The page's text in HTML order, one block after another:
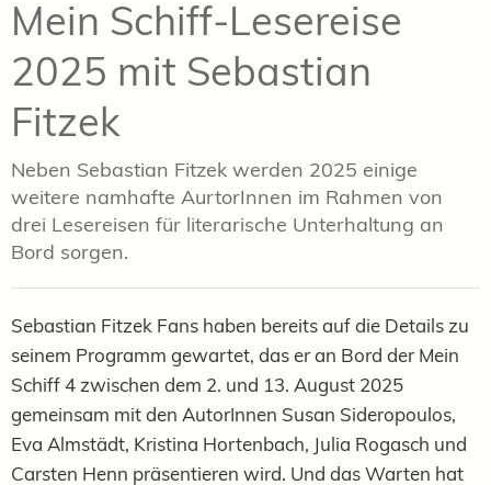
Mein Schiff-Lesereise
2025 mit Sebastian
Fitzek
Neben Sebastian Fitzek werden 2025 einige
weitere namhafte AurtorInnen im Rahmen von
drei Lesereisen für literarische Unterhaltung an
Bord sorgen.
Sebastian Fitzek Fans haben bereits auf die Details zu
seinem Programm gewartet, das er an Bord der Mein
Schiff 4 zwischen dem 2. und 13. August 2025
gemeinsam mit den AutorInnen Susan Sideropoulos,
Eva Almstädt, Kristina Hortenbach, Julia Rogasch und
Carsten Henn präsentieren wird. Und das Warten hat